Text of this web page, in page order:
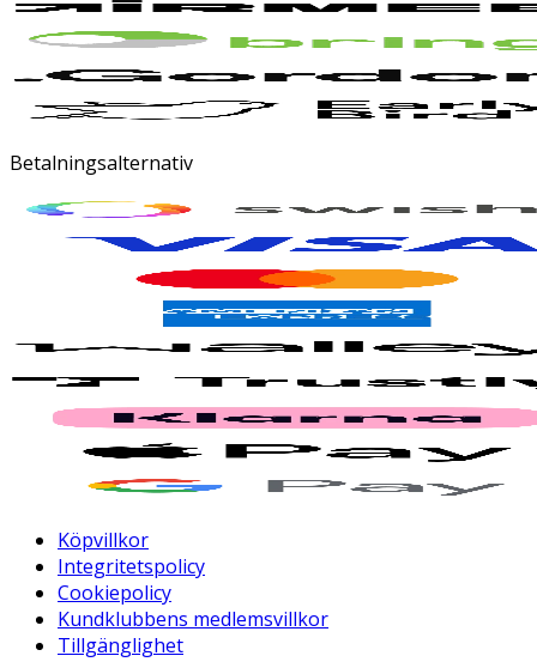
Betalningsalternativ
Köpvillkor
Integritetspolicy
Cookiepolicy
Kundklubbens medlemsvillkor
Tillgänglighet